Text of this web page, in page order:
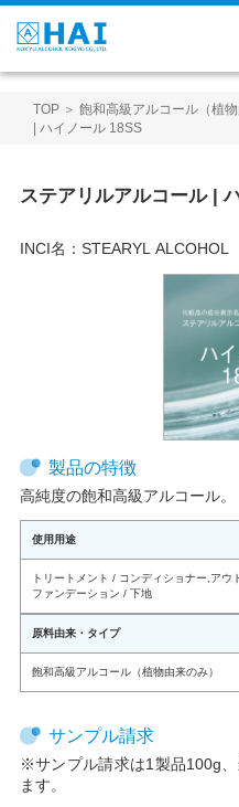
TOP ＞飽和高級アルコール（植物
| ハイノール 18SS
ステアリルアルコール |
INCI名： STEARYL ALCOHOL
製品の特徴
高純度の飽和高級アルコール。
使用用途
トリートメント / コンディショナー,アウ
ファンデーション / 下地
原料由来・タイプ
飽和高級アルコール（植物由来のみ）
サンプル請求
※サンプル請求は1製品100g
ます。